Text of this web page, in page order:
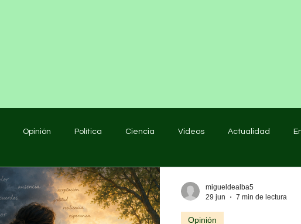
Opinión Política Ciencia Videos Actualidad
educación
Opinión
migueldealba5
29 jun
7 min de lectura